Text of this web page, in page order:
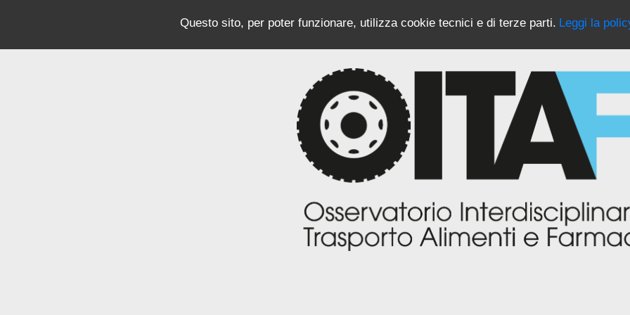
Questo sito, per poter funzionare, utilizza cookie tecnici e di terze parti. Leggi la